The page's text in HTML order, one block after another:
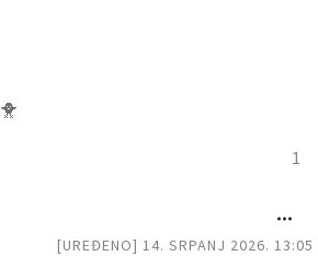
1
[UREĐENO] 14. SRPANJ 2026. 13:05